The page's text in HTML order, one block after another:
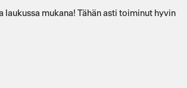
mukana! Tähän asti toiminut hyvin